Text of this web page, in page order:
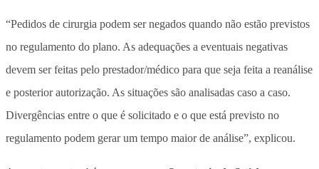
“Pedidos de cirurgia podem ser negados quando não estão previstos
no regulamento do plano. As adequações a eventuais negativas
devem ser feitas pelo prestador/médico para que seja feita a reanálise
e posterior autorização. As situações são analisadas caso a caso.
Divergências entre o que é solicitado e o que está previsto no
regulamento podem gerar um tempo maior de análise”, explicou.